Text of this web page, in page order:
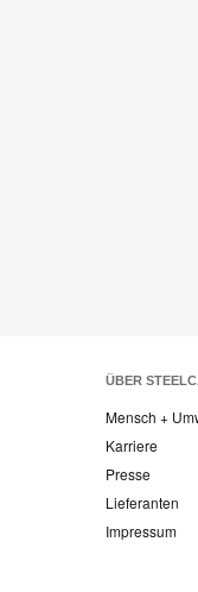
ÜBER
Mensch +
Karriere
Presse
Lieferanten
Impressum